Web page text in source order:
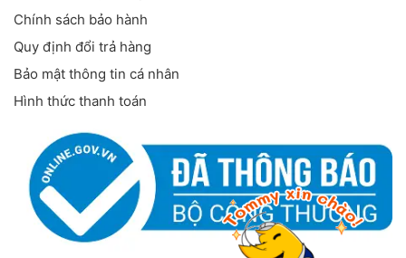
Chính sách bảo hành
Quy định đổi trả hàng
Bảo mật thông tin cá nhân
Hình thức thanh toán